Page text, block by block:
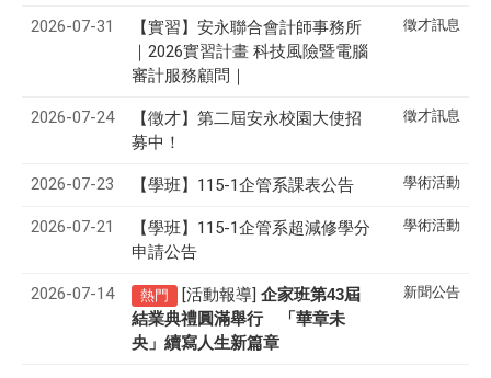
2026-07-31
【實習】安永聯合會計師事務所
｜2026實習計畫 科技風險暨電腦
審計服務顧問｜
徵才訊息
2026-07-24 【徵才】 第二屆安永校園大使招
募中！
徵才訊息
2026-07-23 【學班】115-1企管系課表公告 學術活動
2026-07-21
【學班】115-1企管系超減修學分
申請公告
學術活動
2026-07-14 熱門 [活動報導] 企家班第43屆
結業典禮圓滿舉行 「華章未
央」續寫人生新篇章
新聞公告